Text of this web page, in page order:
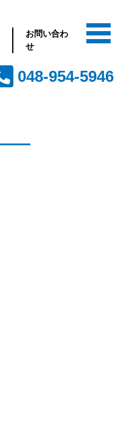
お問い合わ
せ
048-954-5946